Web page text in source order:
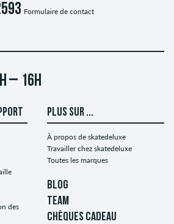
Formulaire de contact
– 16h
des
PLUS SUR ...
À propos de skatedeluxe
Travailler chez skatedeluxe
Toutes les marques
BLOG
TEAM
CHÈQUES CADEAU